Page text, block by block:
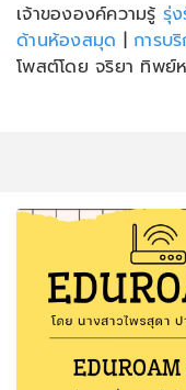
เจ้าขององค์ความรู้ รุ่
ด้านห้องสมุด | การบ
โพสต์โดย จริยา ทิพย์